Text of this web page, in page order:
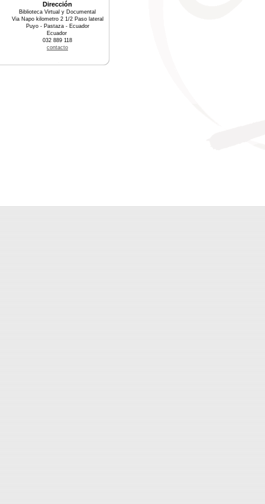
Dirección
Biblioteca Virtual y Documental
Via Napo kilometro 2 1/2 Paso lateral
Puyo - Pastaza - Ecuador
Ecuador
032 889 118
contacto